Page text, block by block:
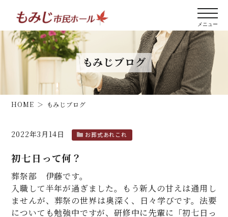
もみじブログ
HOME もみじブログ
2022年3月14日 お葬式あれこれ
初七日って何？
葬祭部 伊藤です。
入職して半年が過ぎました。もう新人の甘えは通用し
ませんが、葬祭の世界は奥深く、日々学びです。法要
についても勉強中ですが、研修中に先輩に「初七日っ